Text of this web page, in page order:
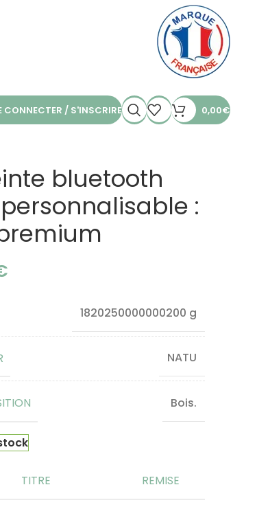
CONNECTER / S'INSCRIRE 0,00€
bluetooth
:
1820250000000200 g
NATU
Bois.
TITRE REMISE